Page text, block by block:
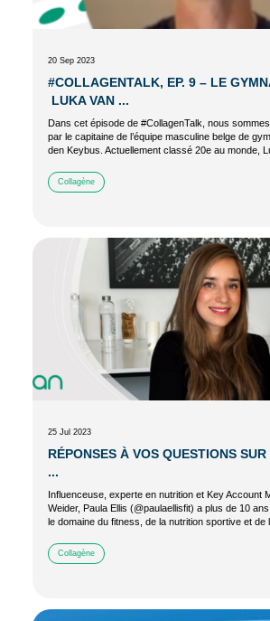
20 Sep 2023
#COLLAGENTALK, EP. 9 – LE
LUKA VAN ...
Dans cet épisode de #CollagenTalk, nous
par le capitaine de l’équipe masculine belge de
den Keybus. Actuellement classé 20e au monde,
Collagène
25 Jul 2023
RÉPONSES À VOS QUESTIONS
...
Influenceuse, experte en nutrition et Key Account
Weider, Paula Ellis (@paulaellisfit) a plus de 10
le domaine du fitness, de la nutrition sportive et de
Collagène